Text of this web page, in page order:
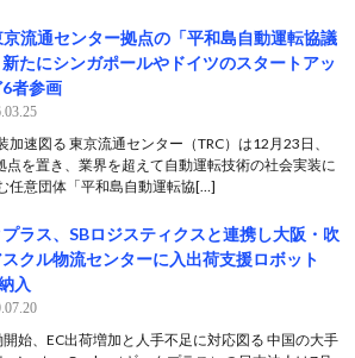
京流通センター拠点の「平和島自動運転協議
たにシンガポールやドイツのスタートアッ
者参画
加速図る 東京流通センター（TRC）は12月23日、
点を置き、業界を超えて自動運転技術の社会実装に
任意団体「平和島自動運転協[…]
ラス、SBロジスティクスと連携し大阪・吹
クル物流センターに入出荷支援ロボット
入
開始、EC出荷増加と人手不足に対応図る 中国の大手